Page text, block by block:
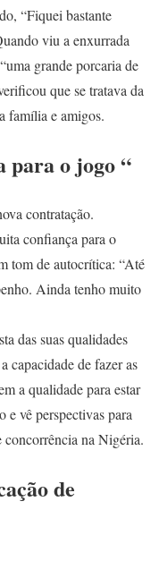
“Fiquei bastante
viu a enxurrada
grande porcaria de
que se tratava da
família e amigos.
para o jogo “
contratação.
confiança para o
tom de autocrítica: “Até
Ainda tenho muito
das suas qualidades
capacidade de fazer as
a qualidade para estar
e vê perspectivas para
concorrência na Nigéria.
de